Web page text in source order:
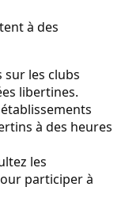
à des
sur les clubs
libertines.
à des heures
les
participer à